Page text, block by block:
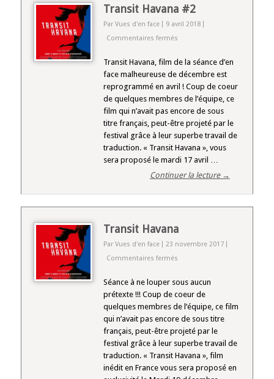
Transit Havana #2
Par Vues d'en face
9 avril 2018
Commentaires ferméssur
Havana
Transit Havana, film de la séance d’en
face malheureuse de décembre est
reprogrammé en avril ! Coup de coeur
de quelques membres de l’équipe, ce
film qui n’avait pas encore de sous
titre français, peut-être projeté par le
festival grâce à leur superbe travail de
traduction. « Transit Havana », vous
sera proposé le mardi 17 avril …
Continuer la lecture →
Transit Havana
Par Vues d'en face
23 novembre 2017
Commentaires ferméssur
Séance à ne louper sous aucun
prétexte !!! Coup de coeur de
quelques membres de l’équipe, ce film
qui n’avait pas encore de sous titre
français, peut-être projeté par le
festival grâce à leur superbe travail de
traduction. « Transit Havana », film
inédit en France vous sera proposé en